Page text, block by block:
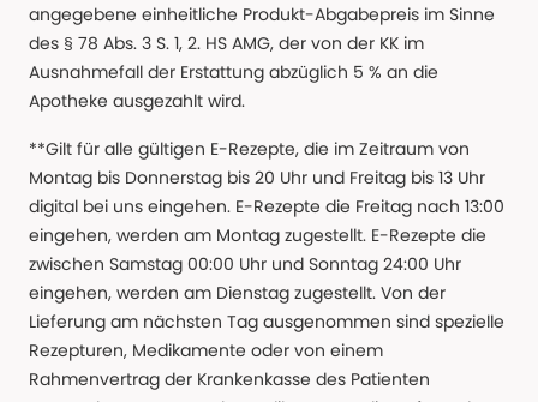
angegebene einheitliche Produkt-Abgabepreis im Sinne
des § 78 Abs. 3 S. 1, 2. HS AMG, der von der KK im
Ausnahmefall der Erstattung abzüglich 5 % an die
Apotheke ausgezahlt wird.
**Gilt für alle gültigen E-Rezepte, die im Zeitraum von
Montag bis Donnerstag bis 20 Uhr und Freitag bis 13 Uhr
digital bei uns eingehen. E-Rezepte die Freitag nach 13:00
eingehen, werden am Montag zugestellt. E-Rezepte die
zwischen Samstag 00:00 Uhr und Sonntag 24:00 Uhr
eingehen, werden am Dienstag zugestellt. Von der
Lieferung am nächsten Tag ausgenommen sind spezielle
Rezepturen, Medikamente oder von einem
Rahmenvertrag der Krankenkasse des Patienten